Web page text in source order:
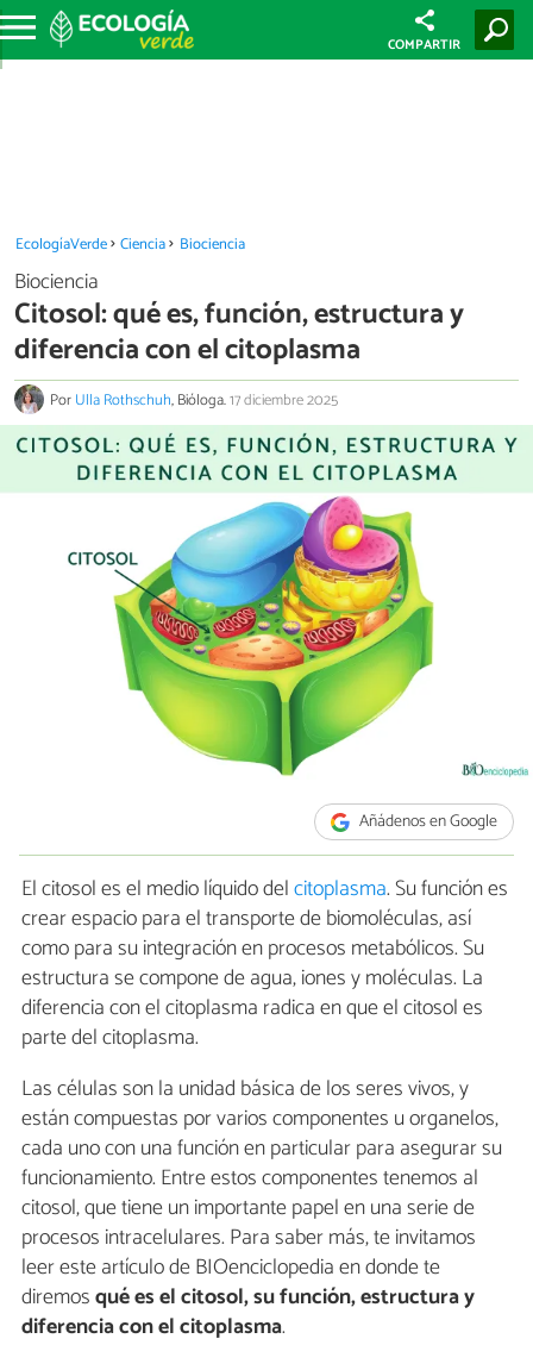
COMPARTIR
EcologíaVerde Ciencia Biociencia
Biociencia
Citosol: qué es, función, estructura y
diferencia con el citoplasma
PorUlla Rothschuh, Bióloga.17 diciembre 2025
Añádenos en Google
El citosol es el medio líquido delcitoplasma. Su función es
crear espacio para el transporte de biomoléculas, así
como para su integración en procesos metabólicos. Su
estructura se compone de agua, iones y moléculas. La
diferencia con el citoplasma radica en que el citosol es
parte del citoplasma.
Las células son la unidad básica de los seres vivos, y
están compuestas por varios componentes u organelos,
cada uno con una función en particular para asegurar su
funcionamiento. Entre estos componentes tenemos al
citosol, que tiene un importante papel en una serie de
procesos intracelulares. Para saber más, te invitamos
leer este artículo de BIOenciclopedia en donde te
diremosqué es el citosol, su función, estructura y
diferencia con el citoplasma.